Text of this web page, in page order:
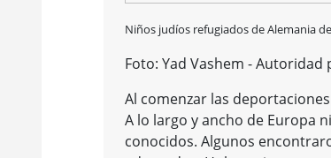
Niños judíos refugiados de Alemania
Foto: Yad Vashem -
Al comenzar las
A lo largo y ancho de Europa
conocidos. Algunos